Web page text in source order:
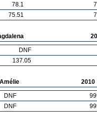
78.1
75.51
DNF
137.05
2010
DNF
DNF